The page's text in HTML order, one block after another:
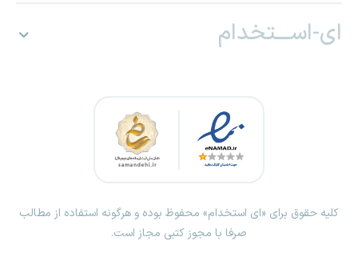
ای-اســـتخدام
کلیه حقوق برای «ای استخدام» محفوظ بوده و هرگونه استفاده از مطالب
صرفا با مجوز کتبی مجاز است.